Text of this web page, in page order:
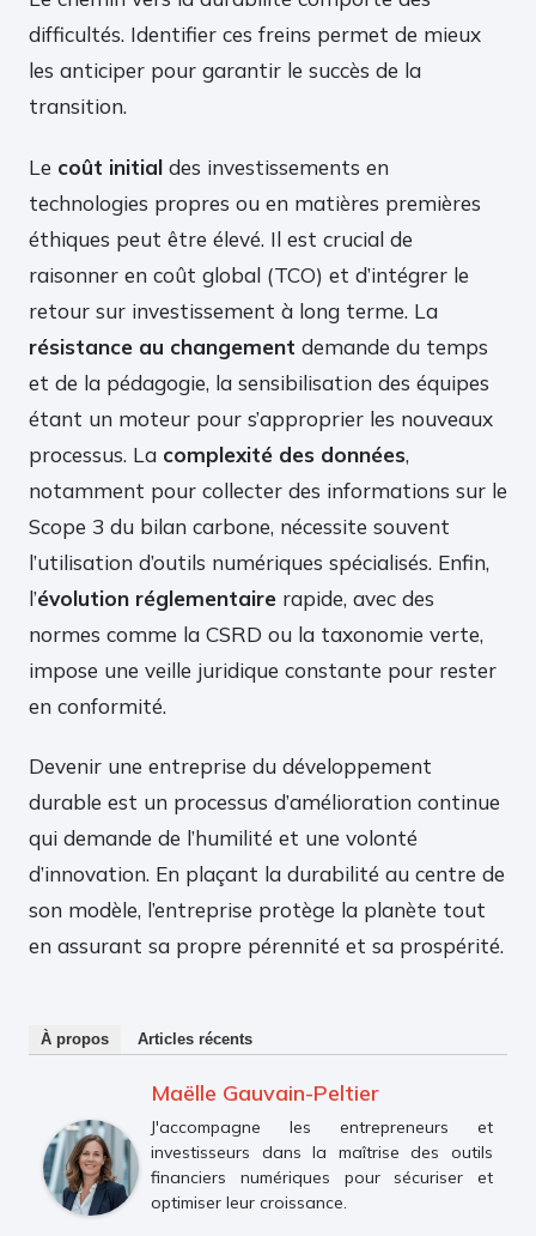
difficultés. Identifier ces freins permet de mieux
les anticiper pour garantir le succès de la
transition.
Le coût initial des investissements en
technologies propres ou en matières premières
éthiques peut être élevé. Il est crucial de
raisonner en coût global (TCO) et d’intégrer le
retour sur investissement à long terme. La
résistance au changement demande du temps
et de la pédagogie, la sensibilisation des équipes
étant un moteur pour s’approprier les nouveaux
processus. La complexité des données,
notamment pour collecter des informations sur le
Scope 3 du bilan carbone, nécessite souvent
l’utilisation d’outils numériques spécialisés. Enfin,
l’évolution réglementaire rapide, avec des
normes comme la CSRD ou la taxonomie verte,
impose une veille juridique constante pour rester
en conformité.
Devenir une entreprise du développement
durable est un processus d’amélioration continue
qui demande de l’humilité et une volonté
d’innovation. En plaçant la durabilité au centre de
son modèle, l’entreprise protège la planète tout
en assurant sa propre pérennité et sa prospérité.
À propos Articles récents
Maëlle Gauvain-Peltier
J'accompagne les entrepreneurs et
investisseurs dans la maîtrise des outils
financiers numériques pour sécuriser et
optimiser leur croissance.